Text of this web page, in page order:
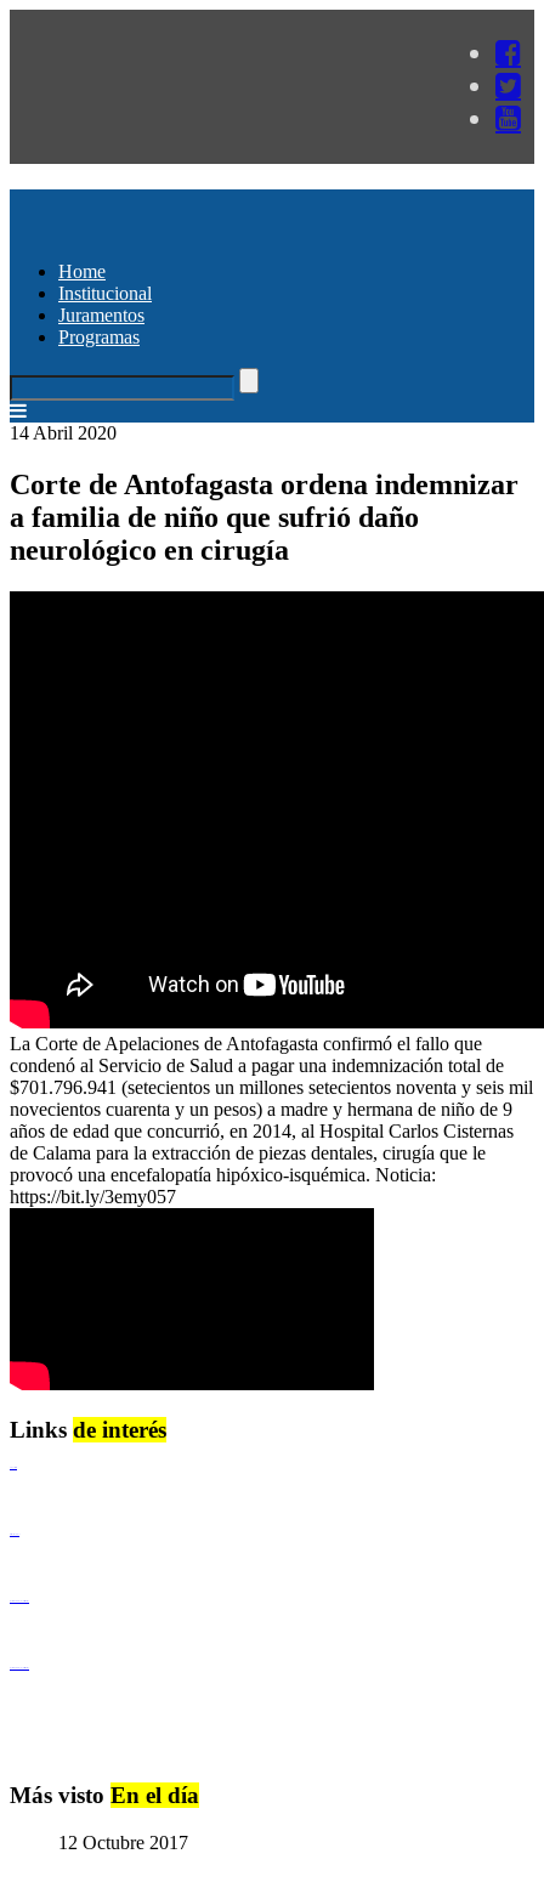
Home
Institucional
Juramentos
Programas
14 Abril 2020
Corte de Antofagasta ordena indemnizar
a familia de niño que sufrió daño
neurológico en cirugía
La Corte de Apelaciones de Antofagasta confirmó el fallo que
condenó al Servicio de Salud a pagar una indemnización total de
$701.796.941 (setecientos un millones setecientos noventa y seis mil
novecientos cuarenta y un pesos) a madre y hermana de niño de 9
años de edad que concurrió, en 2014, al Hospital Carlos Cisternas
de Calama para la extracción de piezas dentales, cirugía que le
provocó una encefalopatía hipóxico-isquémica. Noticia:
https://bit.ly/3emy057
Links de interés
Más visto En el día
12 Octubre 2017